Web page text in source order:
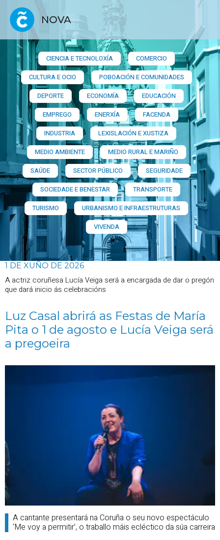
NOVA
CIENCIA E TECNOLOXÍA
COMERCIO
CULTURA E OCIO
POBOACIÓN E COMUNIDADES
DEPORTE
ECONOMÍA
EDUCACIÓN
EMPREGO
ENERXÍA
FACENDA
INDUSTRIA
LEXISLACIÓN E XUSTIZA
MEDIO AMBIENTE
MEDIO RURAL E MARIÑO
SAÚDE
SECTOR PÚBLICO
SEGURIDADE
SOCIEDADE E BENESTAR
TRANSPORTE
TURISMO
URBANISMO E INFRAESTRUTURAS
VIVENDA
1 DE XUÑO DE 2026
A actriz coruñesa Lucía Veiga será a encargada de dar o pregón
que dará inicio ás celebracións
Luz Casal abrirá as Festas de María
Pita o 1 de agosto e Lucía Veiga será
a pregoeira
A cantante presentará na Coruña o seu novo espectáculo
‘Me voy a permitir’, o traballo máis ecléctico da súa carreira